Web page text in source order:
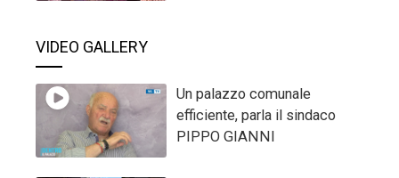
VIDEO GALLERY
Un palazzo comunale
efficiente, parla il sindaco
PIPPO GIANNI